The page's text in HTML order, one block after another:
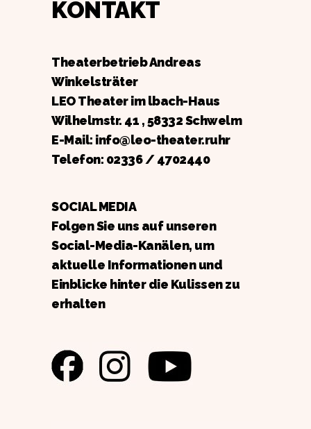
KONTAKT
Theaterbetrieb Andreas
Winkelsträter
LEO Theater im lbach-Haus
Wilhelmstr. 41 , 58332 Schwelm
E-Mail: info@leo-theater.ruhr
Telefon: 02336 / 4702440
SOCIAL MEDIA
Folgen Sie uns auf unseren
Social-Media-Kanälen, um
aktuelle Informationen und
Einblicke hinter die Kulissen zu
erhalten